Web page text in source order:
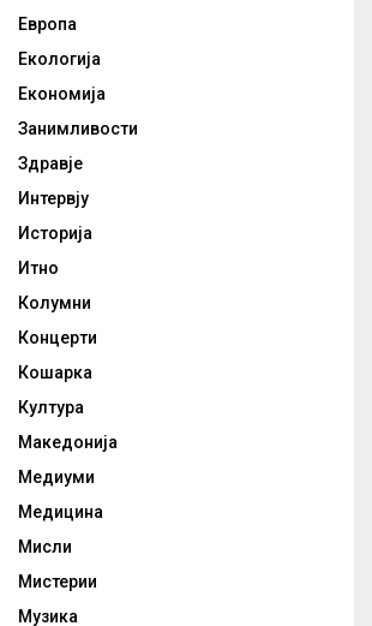
Европа
Екологија
Економија
Занимливости
Здравје
Интервју
Историја
Итно
Колумни
Концерти
Кошарка
Култура
Македонија
Медиуми
Медицина
Мисли
Мистерии
Музика